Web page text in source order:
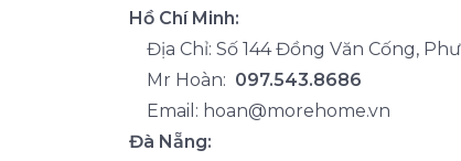
Hồ Chí Minh:
Địa Chỉ: Số 144 Đồng Văn Cống,
Mr Hoàn: 097.543.8686
Email: hoan@morehome.vn
Đà Nẵng: